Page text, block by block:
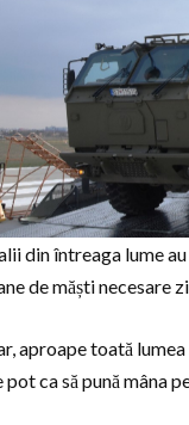
din întreaga lume
de măști necesare
aproape toată
pot ca să pună mâna